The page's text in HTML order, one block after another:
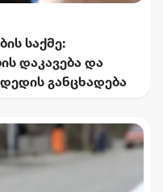
საქმე:
დაკავება და
განცხადება